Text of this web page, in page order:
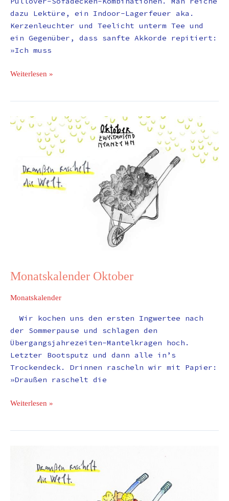
dazu Lektüre, ein Indoor-Lagerfeuer aka.
Kerzenleuchter und Teelicht unterm Tee und
ein Gegenüber, dass sanfte Akkorde repitiert:
»Ich muss
Weiterlesen »
Monatskalender Oktober
Monatskalender
Wir kochen uns den ersten Ingwertee nach
der Sommerpause und schlagen den
Übergangsjahrezeiten-Mantelkragen hoch.
Letzter Bootsputz und dann alle in’s
Trockendeck. Drinnen rascheln wir mit Papier:
»Draußen raschelt die
Monatskalender
Weiterlesen »